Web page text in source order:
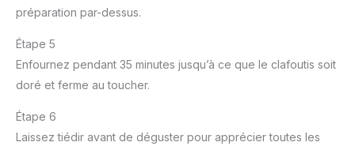
préparation par-dessus.
Étape 5
Enfournez pendant 35 minutes jusqu’à ce que le clafoutis soit
doré et ferme au toucher.
Étape 6
Laissez tiédir avant de déguster pour apprécier toutes les